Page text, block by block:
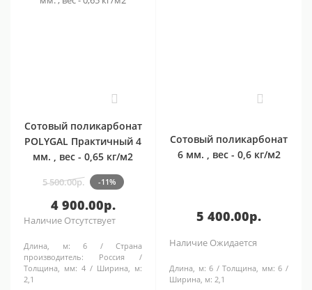
Сотовый поликарбонат
POLYGAL Практичный 4
мм. , вес - 0,65 кг/м2
5 500.00р. -11%
4 900.00р.
Наличие Отсутствует
Длина, м: 6
Страна
производитель:
Россия
Толщина, мм: 4
Ширина, м:
2,1
Сотовый поликарбонат
6 мм. , вес - 0,6 кг/м2
5 400.00р.
Наличие Ожидается
Длина, м: 6 Толщина, мм: 6
Ширина, м: 2,1